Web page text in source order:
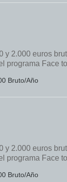
2.000 euros
programa Face
Bruto/Año
2.000 euros
programa Face
Bruto/Año